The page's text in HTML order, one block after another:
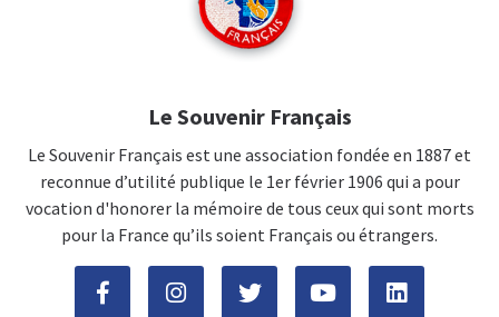
Le Souvenir Français
Le Souvenir Français est une association fondée en 1887 et
reconnue d’utilité publique le 1er février 1906 qui a pour
vocation d'honorer la mémoire de tous ceux qui sont morts
pour la France qu’ils soient Français ou étrangers.